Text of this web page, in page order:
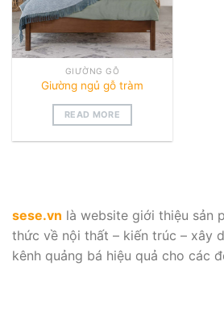
GIƯỜNG GỖ
Giường ngủ gỗ tràm
READ MORE
sese.vn là website giới thiệu sản
thức về nội thất – kiến trúc – xây
kênh quảng bá hiệu quả cho các